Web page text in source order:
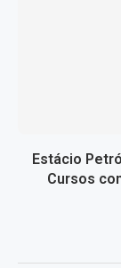
Estácio
Cursos